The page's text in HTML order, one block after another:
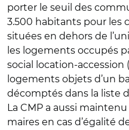
porter le seuil des
3.500 habitants pour les
situées en dehors de
les logements occupés
social location-accession
logements objets d’un
décomptés dans la liste
La CMP a aussi maintenu
maires en cas d’égalité